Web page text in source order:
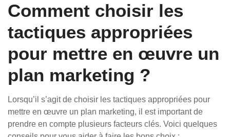
Comment choisir les
tactiques appropriées
pour mettre en œuvre un
plan marketing ?
Lorsqu’il s’agit de choisir les tactiques appropriées pour
mettre en œuvre un plan marketing, il est important de
prendre en compte plusieurs facteurs clés. Voici quelques